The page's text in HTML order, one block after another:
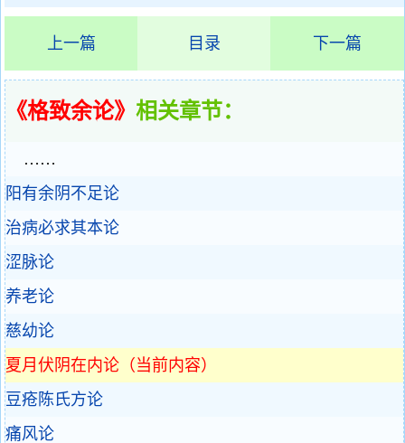
上一篇 目录 下一篇
《格致余论》 相关章节：
……
阳有余阴不足论
治病必求其本论
涩脉论
养老论
慈幼论
夏月伏阴在内论（当前内容）
豆疮陈氏方论
痛风论